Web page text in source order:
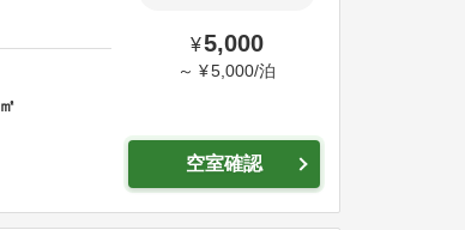
㎡
¥5,000
～ ¥5,000/泊
空室確認